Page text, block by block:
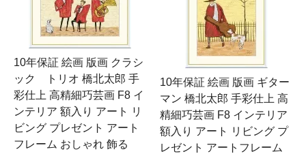
10年保証 絵画 版画 クラシ
ック トリオ 橋北太郎 手
彩仕上 高精細巧芸画 F8 イ
ンテリア 額入り アート リ
ビング プレゼント アート
フレーム おしゃれ 飾る
10年保証 絵画 版画 ギター
マン 橋北太郎 手彩仕上 高
精細巧芸画 F8 インテリア
額入り アート リビング プ
レゼント アートフレーム